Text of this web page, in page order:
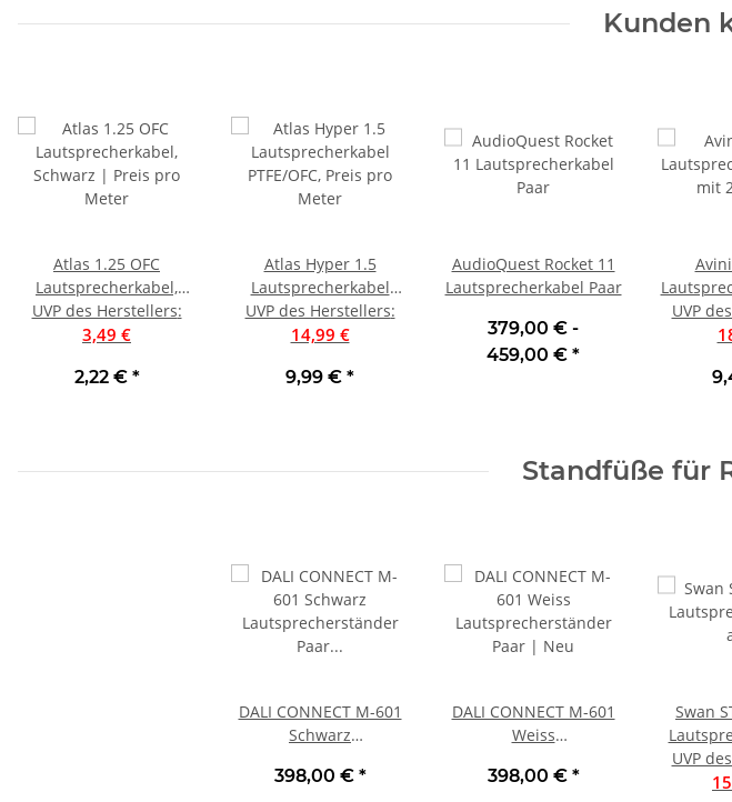
Kunden
Atlas 1.25 OFC
Lautsprecherkabel,
Schwarz | Preis pro
Meter
UVP des Herstellers:
3,49 €
2,22 € *
Atlas Hyper 1.5
Lautsprecherkabel
PTFE/OFC, Preis pro
Meter
UVP des Herstellers:
14,99 €
9,99 € *
AudioQuest Rocket 11
Lautsprecherkabel Paar
379,00 € -
459,00 € *
mit
UVP
Standfüße für
DALI CONNECT M-601
Schwarz
Paar | Neu
398,00 € *
DALI CONNECT M-601
Weiss
Paar | Neu
398,00 € *
Swan
aus
UVP